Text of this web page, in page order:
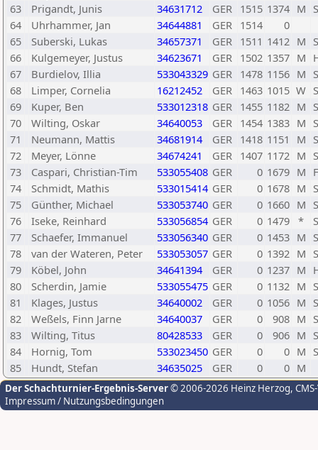
63
Prigandt, Junis 34631712 GER 1515 1374 M
64
Uhrhammer, Jan 34644881 GER 1514
0
65
Suberski, Lukas 34657371 GER 1511 1412 M
66
Kulgemeyer, Justus 34623671 GER 1502 1357 M
67
Burdielov, Illia 533043329 GER 1478 1156 M
68
Limper, Cornelia 16212452 GER 1463 1015 W
69
Kuper, Ben 533012318 GER 1455 1182 M
70
Wilting, Oskar 34640053 GER 1454 1383 M
71
Neumann, Mattis 34681914 GER 1418 1151 M
72
Meyer, Lönne 34674241 GER 1407 1172 M
73
Caspari, Christian-Tim 533055408 GER 0 1679 M
74
Schmidt, Mathis 533015414 GER 0 1678 M
75
Günther, Michael 533053740 GER 0 1660 M
76
Iseke, Reinhard 533056854 GER 0 1479 *
77
Schaefer, Immanuel 533056340 GER 0 1453 M
78
van der Wateren, Peter 533053057 GER 0 1392 M
79
Köbel, John 34641394 GER 0 1237 M
80
Scherdin, Jamie 533055475 GER 0 1132 M
81
Klages, Justus 34640002 GER 0 1056 M
82
Weßels, Finn Jarne 34640037 GER 0 908 M
83
Wilting, Titus 80428533 GER 0 906 M
84
Hornig, Tom 533023450 GER 0 0 M
85
Hundt, Stefan 34635025 GER 0 0 M
Der Schachturnier-Ergebnis-Server© 2006-2026 Heinz Herzog,
Impressum / Nutzungsbedingungen